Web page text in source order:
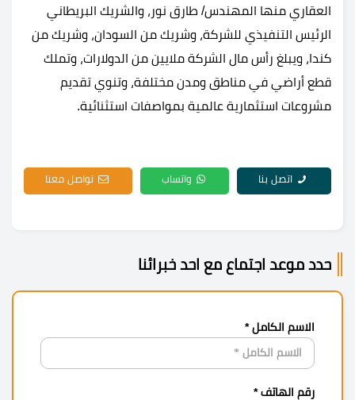
العقاري منها المهندس/ طارق نور، والشريك البريطاني
الرئيس التنفيذي للشركة، وشريك من السودان، وشريك من
كندا، ويبلغ رأس مال الشركة ملايين من الدولارات، وتملك
قطع أراضي في مناطق ومدن مختلفة، وتنوي تقديم
مشروعات استثمارية عالمية بمواصفات استثنائية.
اتصل بنا واتساب تواصل معنا
حدد موعد اجتماع مع احد خبرائنا
الاسم الكامل *
رقم الهاتف *